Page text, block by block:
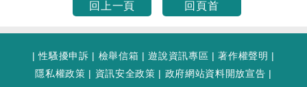
回上一頁 回頁首
|性騷擾申訴 | 檢舉信箱 |遊說資訊專區 |著作權聲明 |
隱私權政策 | 資訊安全政策 | 政府網站資料開放宣告 |